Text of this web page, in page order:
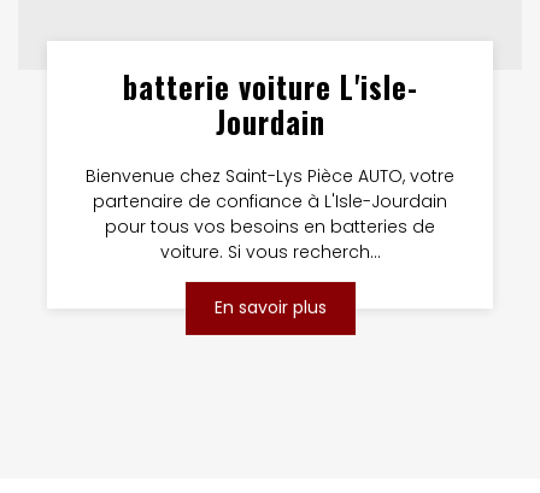
batterie voiture L'isle-
Jourdain
Bienvenue chez Saint-Lys Pièce AUTO, votre
partenaire de confiance à L'Isle-Jourdain
pour tous vos besoins en batteries de
voiture. Si vous recherch...
En savoir plus